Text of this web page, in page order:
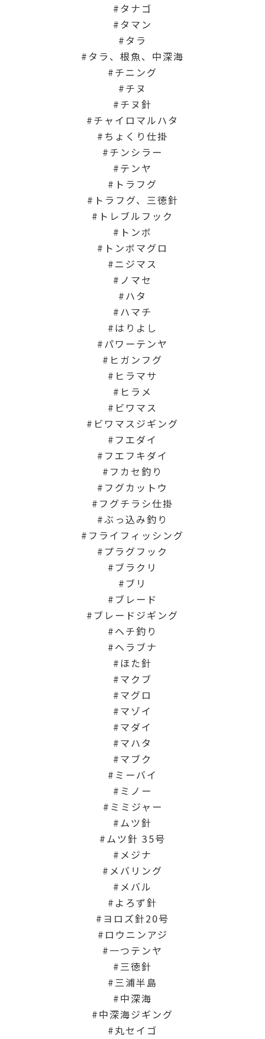
タナゴ
タマン
タラ
タラ、根魚、中深海
チニング
チヌ
チヌ針
チャイロマルハタ
ちょくり仕掛
チンシラー
テンヤ
トラフグ
トラフグ、三徳針
トレブルフック
トンボ
トンボマグロ
ニジマス
ノマセ
ハタ
ハマチ
はりよし
パワーテンヤ
ヒガンフグ
ヒラマサ
ヒラメ
ビワマス
ビワマスジギング
フエダイ
フエフキダイ
フカセ釣り
フグカットウ
フグチラシ仕掛
ぶっ込み釣り
フライフィッシング
プラグフック
ブラクリ
ブリ
ブレード
ブレードジギング
ヘチ釣り
ヘラブナ
ほた針
マクブ
マグロ
マゾイ
マダイ
マハタ
マブク
ミーバイ
ミノー
ミミジャー
ムツ針
ムツ針 35号
メジナ
メバリング
メバル
よろず針
ヨロズ針20号
ロウニンアジ
一つテンヤ
三徳針
三浦半島
中深海
中深海ジギング
丸セイゴ